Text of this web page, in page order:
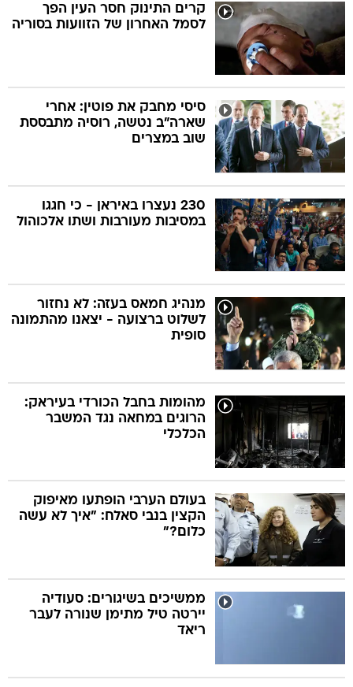
קרים התינוק חסר העין הפך
לסמל האחרון של הזוועות בסוריה
סיסי מחבק את פוטין: אחרי
שארה"ב נטשה, רוסיה מתבססת
שוב במצרים
230 נעצרו באיראן - כי חגגו
במסיבות מעורבות ושתו אלכוהול
מנהיג חמאס בעזה: לא נחזור
לשלוט ברצועה - יצאנו מהתמונה
סופית
מהומות בחבל הכורדי בעיראק:
הרוגים במחאה נגד המשבר
הכלכלי
בעולם הערבי הופתעו מאיפוק
הקצין בנבי סאלח: "איך לא עשה
כלום?"
ממשיכים בשיגורים: סעודיה
יירטה טיל מתימן שנורה לעבר
ריאד